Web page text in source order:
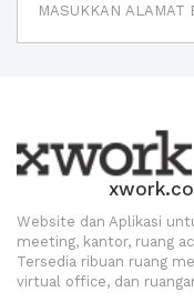
xwork.co
Website dan Aplikasi
meeting, kantor, ruang
Tersedia ribuan ruang
virtual office, dan